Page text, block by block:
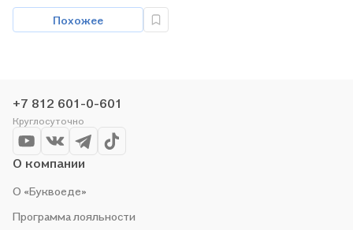
Похожее
+7 812 601-0-601
Круглосуточно
О компании
О «Буквоеде»
Программа лояльности